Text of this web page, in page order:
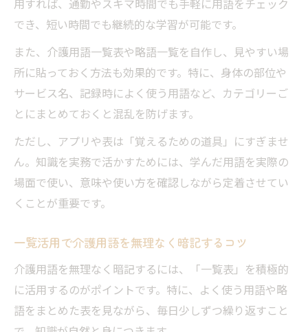
用すれば、通勤やスキマ時間でも手軽に用語をチェック
でき、短い時間でも継続的な学習が可能です。
また、介護用語一覧表や略語一覧を自作し、見やすい場
所に貼っておく方法も効果的です。特に、身体の部位や
サービス名、記録時によく使う用語など、カテゴリーご
とにまとめておくと混乱を防げます。
ただし、アプリや表は「覚えるための道具」にすぎませ
ん。知識を実務で活かすためには、学んだ用語を実際の
場面で使い、意味や使い方を確認しながら定着させてい
くことが重要です。
一覧活用で介護用語を無理なく暗記するコツ
介護用語を無理なく暗記するには、「一覧表」を積極的
に活用するのがポイントです。特に、よく使う用語や略
語をまとめた表を見ながら、毎日少しずつ繰り返すこと